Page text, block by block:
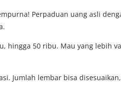
Perpaduan uang asli
hingga 50 ribu. Mau yang lebih
Jumlah lembar bisa